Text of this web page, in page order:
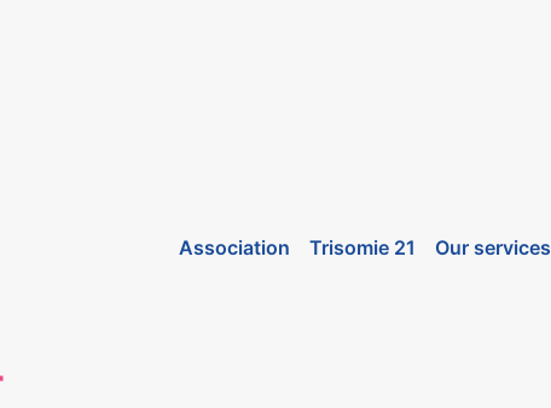
Association Trisomie 21 Our services